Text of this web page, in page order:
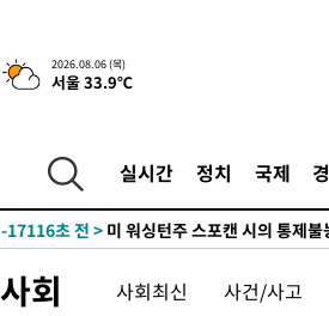
2026.08.06 (목)
서울 33.9℃
실시간 정치 국제
-23373초 전 >[속보]코스닥, 2.15포인트
-23356초 전 >[속보]코스피, 119.51포인트
-19754초 전 >
서울 낮 39도 '폭염중대경보
-17116초 전 >
-9289초 전 > [속보] 호르무즈 해협 이란-오만
임 3년 인터뷰
2시간 전 >
[속보] "이란-오만, 호르무즈 해협
사회 사회최신 사건/사고